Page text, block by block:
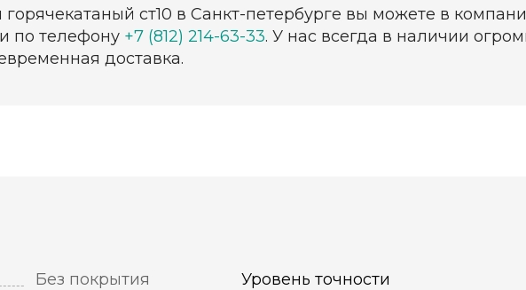
ст10 в Санкт-петербурге вы можете в
по телефону +7 (812) 214-63-33. У нас всегда в наличии
доставка.
Без покрытия
Уровень точности